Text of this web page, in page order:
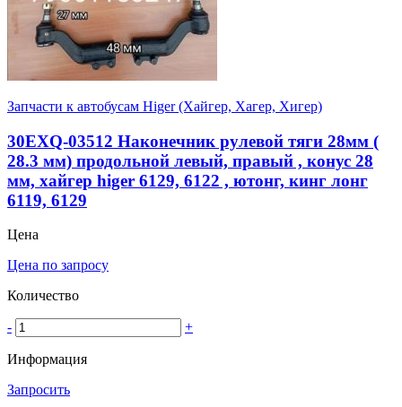
Запчасти к автобусам Higer (Хайгер, Хагер, Хигер)
30EXQ-03512 Наконечник рулевой тяги 28мм (
28.3 мм) продольной левый, правый , конус 28
мм, хайгер higer 6129, 6122 , ютонг, кинг лонг
6119, 6129
Цена
Цена по запросу
Количество
- +
Информация
Запросить